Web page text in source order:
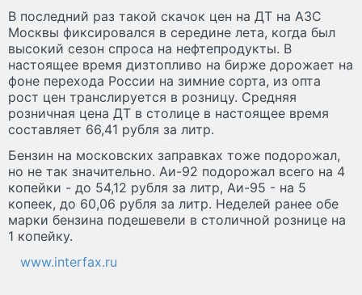
В последний раз такой скачок цен на ДТ на АЗС
Москвы фиксировался в середине лета, когда был
высокий сезон спроса на нефтепродукты. В
настоящее время дизтопливо на бирже дорожает на
фоне перехода России на зимние сорта, из опта
рост цен транслируется в розницу. Средняя
розничная цена ДТ в столице в настоящее время
составляет 66,41 рубля за литр.
Бензин на московских заправках тоже подорожал,
но не так значительно. Аи-92 подорожал всего на 4
копейки - до 54,12 рубля за литр, Аи-95 - на 5
копеек, до 60,06 рубля за литр. Неделей ранее обе
марки бензина подешевели в столичной рознице на
1 копейку.
www.interfax.ru